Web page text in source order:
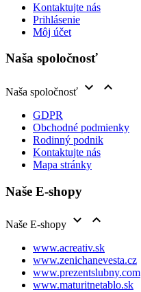
Kontaktujte nás
Prihlásenie
Môj účet
Naša spoločnosť
Naša spoločnosť  
GDPR
Obchodné podmienky
Rodinný podnik
Kontaktujte nás
Mapa stránky
Naše E-shopy
Naše E-shopy  
www.acreativ.sk
www.zenichanevesta.cz
www.prezentslubny.com
www.maturitnetablo.sk